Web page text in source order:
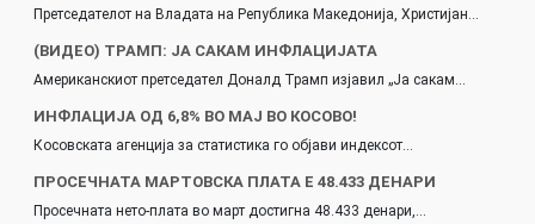
Претседателот на Владата на Република Македонија, Христијан…
(ВИДЕО) ТРАМП: ЈА САКАМ ИНФЛАЦИЈАТА
Американскиот претседател Доналд Трамп изјавил „Јa сакам…
ИНФЛАЦИЈА ОД 6,8% ВО МАЈ ВО КОСОВО!
Косовската агенција за статистика го објави индексот…
ПРОСЕЧНАТА МАРТОВСКА ПЛАТА Е 48.433 ДЕНАРИ
Просечната нето-плата во март достигна 48.433 денари,…